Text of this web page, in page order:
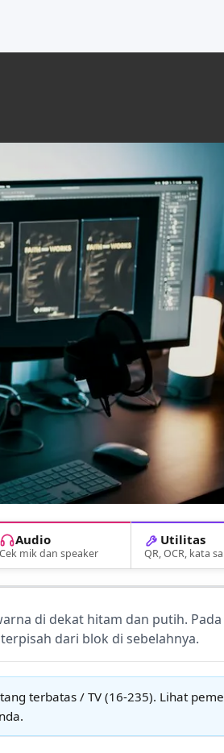
Audio
Cek mik dan speaker
Utilitas
QR, OCR, kata
di dekat hitam dan putih.
dari blok di sebelahnya.
terbatas / TV (16-235). Lihat